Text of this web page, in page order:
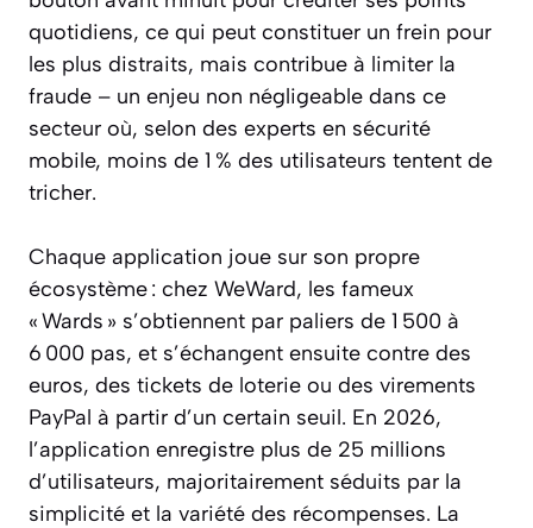
quotidiens, ce qui peut constituer un frein pour
les plus distraits, mais contribue à limiter la
fraude – un enjeu non négligeable dans ce
secteur où, selon des experts en sécurité
mobile, moins de 1 % des utilisateurs tentent de
tricher.
Chaque application joue sur son propre
écosystème : chez WeWard, les fameux
« Wards » s’obtiennent par paliers de 1 500 à
6 000 pas, et s’échangent ensuite contre des
euros, des tickets de loterie ou des virements
PayPal à partir d’un certain seuil. En 2026,
l’application enregistre plus de 25 millions
d’utilisateurs, majoritairement séduits par la
simplicité et la variété des récompenses. La